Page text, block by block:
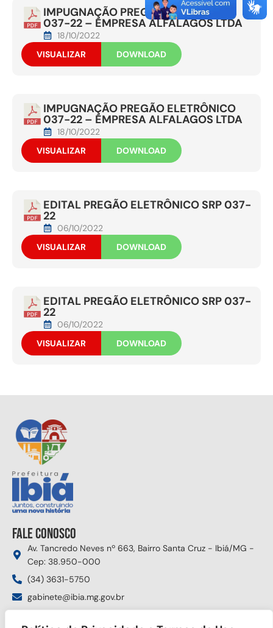
IMPUGNAÇÃO PREGÃO ELETRÔNICO
037-22 – EMPRESA ALFALAGOS LTDA
18/10/2022
VISUALIZAR
DOWNLOAD
IMPUGNAÇÃO PREGÃO ELETRÔNICO
037-22 – EMPRESA ALFALAGOS LTDA
18/10/2022
VISUALIZAR
DOWNLOAD
EDITAL PREGÃO ELETRÔNICO SRP 037-
22
06/10/2022
VISUALIZAR
DOWNLOAD
EDITAL PREGÃO ELETRÔNICO SRP 037-
22
06/10/2022
VISUALIZAR
DOWNLOAD
Fale conosco
Av. Tancredo Neves nº 663, Bairro Santa Cruz - Ibiá/MG -
Cep: 38.950-000
(34) 3631-5750
gabinete@ibia.mg.gov.br